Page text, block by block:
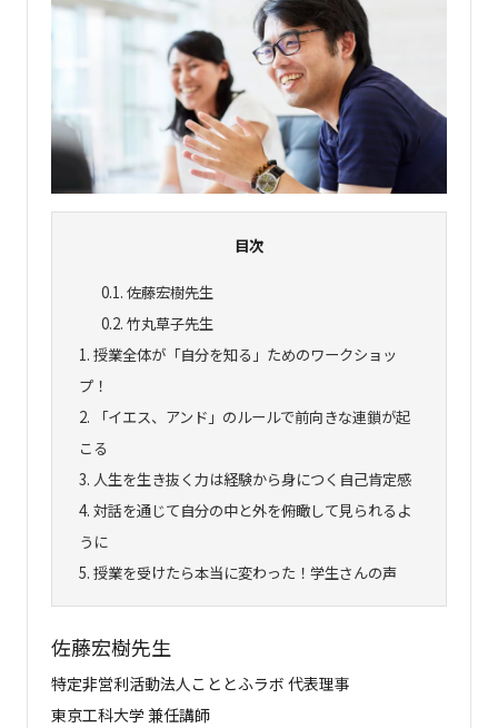
目次
0.1. 佐藤宏樹先生
0.2. 竹丸草子先生
1. 授業全体が「自分を知る」ためのワークショッ
プ！
2. 「イエス、アンド」のルールで前向きな連鎖が起
こる
3. 人生を生き抜く力は経験から身につく自己肯定感
4. 対話を通じて自分の中と外を俯瞰して見られるよ
うに
5. 授業を受けたら本当に変わった！学生さんの声
佐藤宏樹先生
特定非営利活動法人こととふラボ 代表理事
東京工科大学 兼任講師